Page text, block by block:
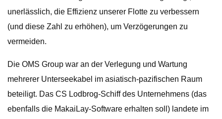
unerlässlich, die Effizienz unserer Flotte zu verbessern
(und diese Zahl zu erhöhen), um Verzögerungen zu
vermeiden.
Die OMS Group war an der Verlegung und Wartung
mehrerer Unterseekabel im asiatisch-pazifischen Raum
beteiligt. Das CS Lodbrog-Schiff des Unternehmens (das
ebenfalls die MakaiLay-Software erhalten soll) landete im